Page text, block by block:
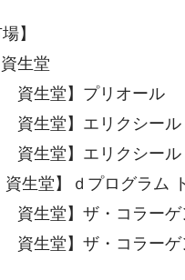
】
生堂
資生堂】プリオール
資生堂】エリクシー
資生堂】エリクシー
資生堂】ｄプログラム
資生堂】ザ・コラー
資生堂】ザ・コラー